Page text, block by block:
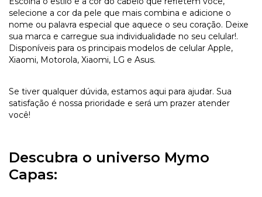
selecione a cor da pele que mais combina e adicione o
nome ou palavra especial que aquece o seu coração. Deixe
sua marca e carregue sua individualidade no seu celular!.
Disponíveis para os principais modelos de celular Apple,
Xiaomi, Motorola, Xiaomi, LG e Asus.
Se tiver qualquer dúvida, estamos aqui para ajudar. Sua
satisfação é nossa prioridade e será um prazer atender
você!
Descubra o universo Mymo
Capas: